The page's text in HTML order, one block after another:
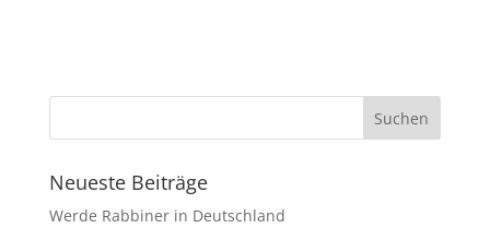
Neueste Beiträge
Werde Rabbiner in Deutschland